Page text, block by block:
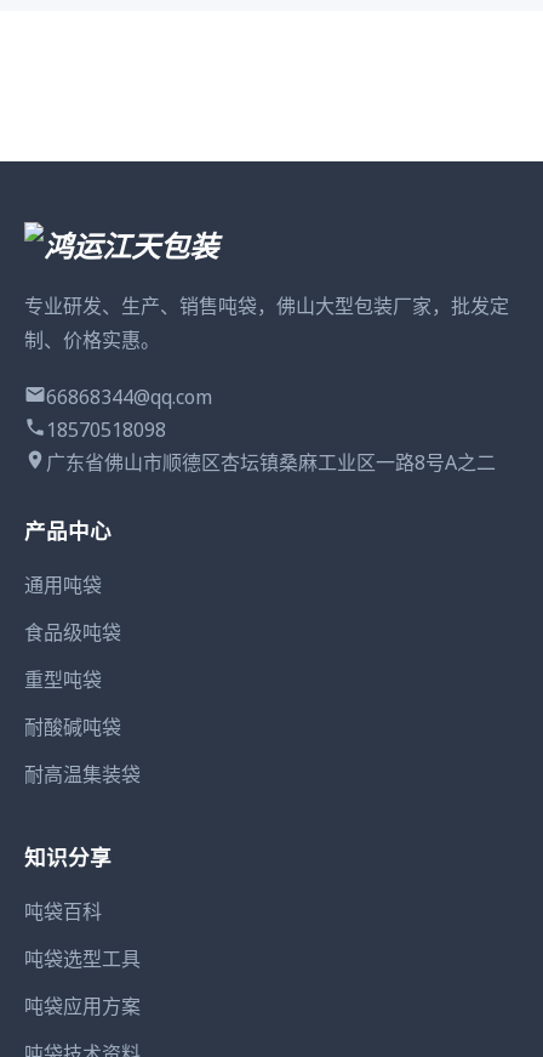
专业研发、生产、销售吨袋，佛山大型包装厂家，批发定
制、价格实惠。
66868344@qq.com
18570518098
广东省佛山市顺德区杏坛镇桑麻工业区一路8号A之二
产品中心
通用吨袋
食品级吨袋
重型吨袋
耐酸碱吨袋
耐高温集装袋
知识分享
吨袋百科
吨袋选型工具
吨袋应用方案